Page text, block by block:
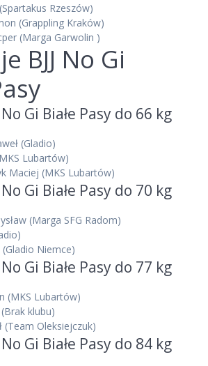
(Spartakus Rzeszów)
(Grappling Kraków)
(Marga Garwolin )
BJJ No Gi
Gi Białe Pasy do 66 kg
(Gladio)
Lubartów)
Maciej (MKS Lubartów)
Gi Białe Pasy do 70 kg
(Marga SFG Radom)
Niemce)
Gi Białe Pasy do 77 kg
(MKS Lubartów)
klubu)
(Team Oleksiejczuk)
Gi Białe Pasy do 84 kg